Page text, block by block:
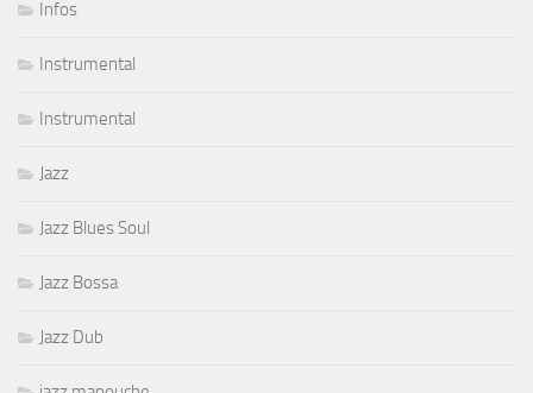
Infos
Instrumental
Instrumental
Jazz
Jazz Blues Soul
Jazz Bossa
Jazz Dub